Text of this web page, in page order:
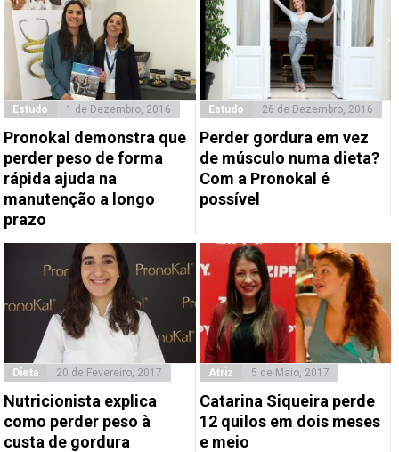
Estudo 1 de Dezembro, 2016
Pronokal demonstra que
perder peso de forma
rápida ajuda na
manutenção a longo
prazo
Estudo 26 de Dezembro, 2016
Perder gordura em vez
de músculo numa dieta?
Com a Pronokal é
possível
Dieta 20 de Fevereiro, 2017
Nutricionista explica
como perder peso à
custa de gordura
Atriz 5 de Maio, 2017
Catarina Siqueira perde
12 quilos em dois meses
e meio